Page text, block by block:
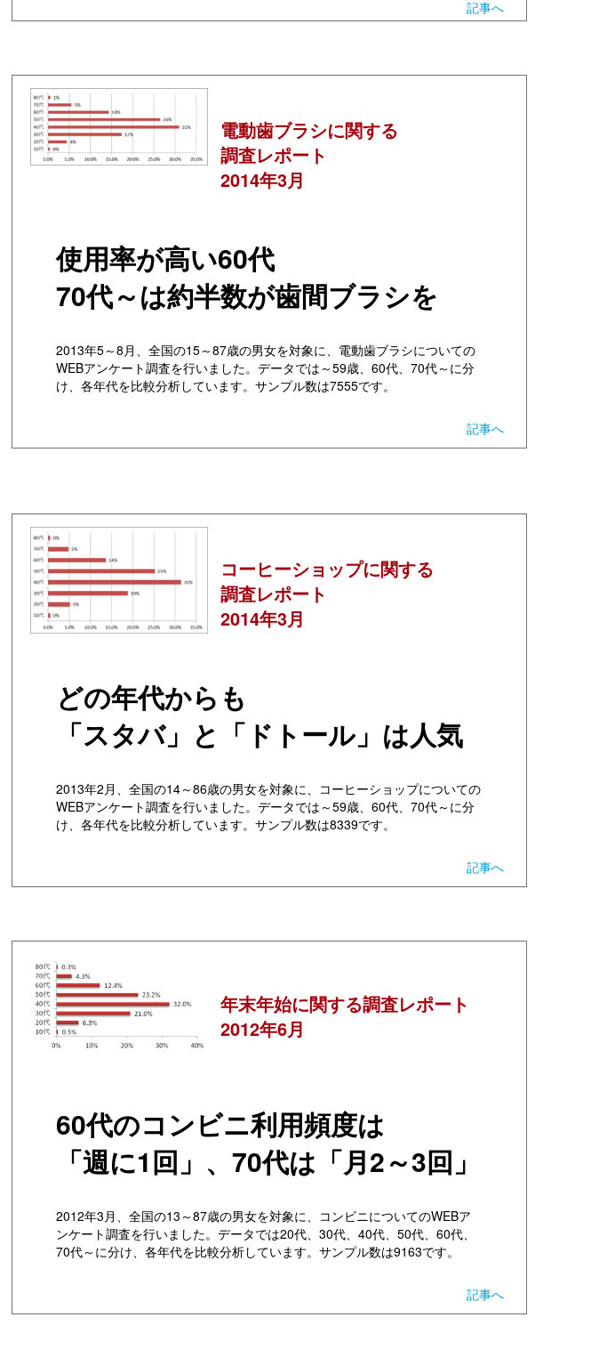
記事へ
電動歯ブラシに関する
調査レポート
2014年3月
使用率が高い60代
70代～は約半数が歯間ブラシを
2013年5～8月、全国の15～87歳の男女を対象に、電動歯ブラシについての
WEBアンケート調査を行いました。データでは～59歳、60代、70代～に分
け、各年代を比較分析しています。サンプル数は7555です。
記事へ
コーヒーショップに関する
調査レポート
2014年3月
どの年代からも
「スタバ」と「ドトール」は人気
2013年2月、全国の14～86歳の男女を対象に、コーヒーショップについての
WEBアンケート調査を行いました。データでは～59歳、60代、70代～に分
け、各年代を比較分析しています。サンプル数は8339です。
記事へ
年末年始に関する調査レポート
2012年6月
60代のコンビニ利用頻度は
「週に1回」、70代は「月2～3回」
2012年3月、全国の13～87歳の男女を対象に、コンビニについてのWEBア
ンケート調査を行いました。データでは20代、30代、40代、50代、60代、
70代～に分け、各年代を比較分析しています。サンプル数は9163です。
記事へ